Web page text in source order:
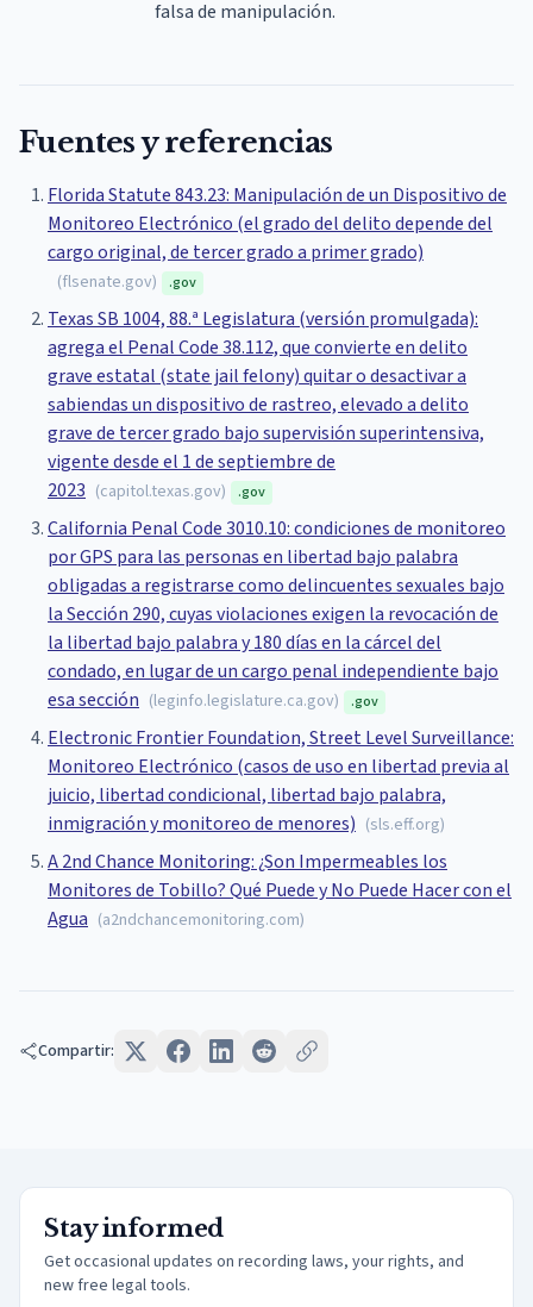
falsa de manipulación.
Fuentes y referencias
Florida Statute 843.23: Manipulación de un Dispositivo de
Monitoreo Electrónico (el grado del delito depende del
cargo original, de tercer grado a primer grado)
(flsenate.gov) .gov
Texas SB 1004, 88.ª Legislatura (versión promulgada):
agrega el Penal Code 38.112, que convierte en delito
grave estatal (state jail felony) quitar o desactivar a
sabiendas un dispositivo de rastreo, elevado a delito
grave de tercer grado bajo supervisión superintensiva,
vigente desde el 1 de septiembre de
2023 (capitol.texas.gov) .gov
California Penal Code 3010.10: condiciones de monitoreo
por GPS para las personas en libertad bajo palabra
obligadas a registrarse como delincuentes sexuales bajo
la Sección 290, cuyas violaciones exigen la revocación de
la libertad bajo palabra y 180 días en la cárcel del
condado, en lugar de un cargo penal independiente bajo
esa sección (leginfo.legislature.ca.gov) .gov
Electronic Frontier Foundation, Street Level Surveillance:
Monitoreo Electrónico (casos de uso en libertad previa al
juicio, libertad condicional, libertad bajo palabra,
inmigración y monitoreo de menores) (sls.eff.org)
A 2nd Chance Monitoring: ¿Son Impermeables los
Monitores de Tobillo? Qué Puede y No Puede Hacer con el
Agua (a2ndchancemonitoring.com)
Compartir:
Stay informed
Get occasional updates on recording laws, your rights, and
new free legal tools.